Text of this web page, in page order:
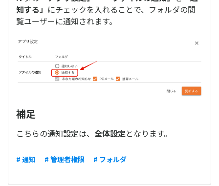
知する」 にチェックを入れることで、フォルダの閲
覧ユーザーに通知されます。
補足
こちらの通知設定は、 全体設定となります。
# 通知 # 管理者権限 # フォルダ